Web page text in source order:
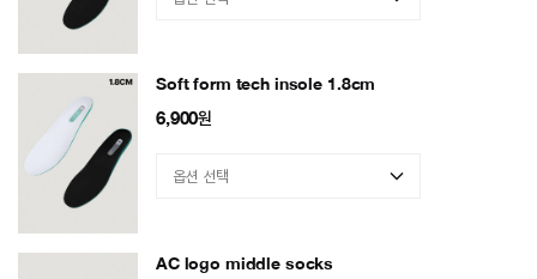
Soft form tech insole 1.8cm
6,900원
AC logo middle socks